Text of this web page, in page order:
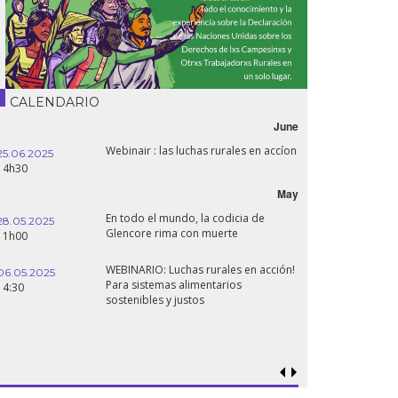
CALENDARIO
June
Webinair : las luchas rurales en accíon
May
En todo el mundo, la codicia de
Glencore rima con muerte
WEBINARIO: Luchas rurales en acción!
Para sistemas alimentarios
sostenibles y justos